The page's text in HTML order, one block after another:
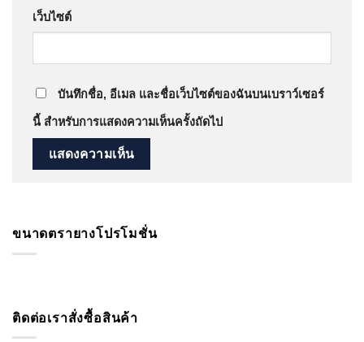
เว็บไซต์
บันทึกชื่อ, อีเมล และชื่อเว็บไซต์ของฉันบนเบราว์เซอร์
นี้ สำหรับการแสดงความเห็นครั้งถัดไป
ขนาดตรายางโปรโมชั่น
ติดต่อเราสั่งซื้อสินค้า